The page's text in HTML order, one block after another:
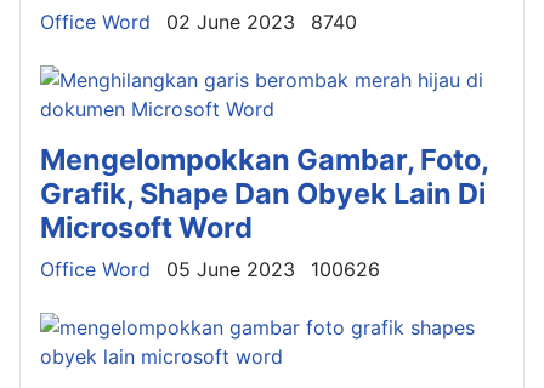
Details
Office Word 02 June 2023 8740
Mengelompokkan Gambar, Foto,
Grafik, Shape Dan Obyek Lain Di
Microsoft Word
Details
Office Word 05 June 2023 100626